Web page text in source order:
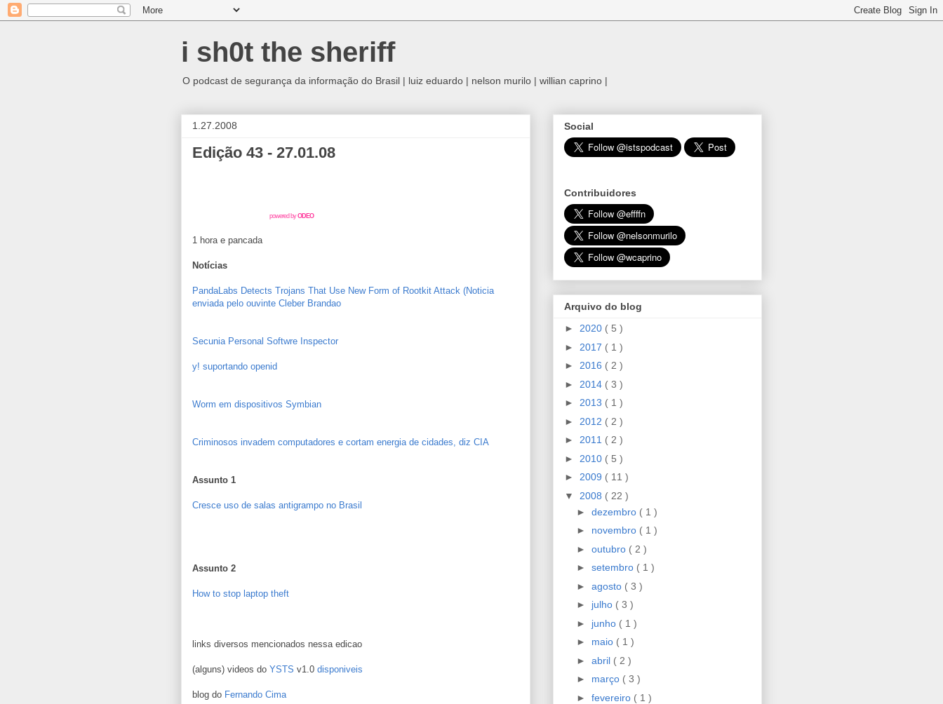
i sh0t the sheriff
O podcast de segurança da informação do Brasil | luiz eduardo | nelson murilo | willian caprino |
1.27.2008
Edição 43 - 27.01.08
powered byODEO
1 hora e pancada
Notícias
PandaLabs Detects Trojans That Use New Form of Rootkit Attack (Noticia
enviada pelo ouvinte Cleber Brandao
Secunia Personal Softwre Inspector
y! suportando openid
Worm em dispositivos Symbian
Criminosos invadem computadores e cortam energia de cidades, diz CIA
Assunto 1
Cresce uso de salas antigrampo no Brasil
Assunto 2
How to stop laptop theft
links diversos mencionados nessa edicao
(alguns) videos do YSTS v1.0 disponiveis
blog do Fernando Cima
Social
Contribuidores
Arquivo do blog
► 2020 ( 5 )
► 2017 ( 1 )
► 2016 ( 2 )
► 2014 ( 3 )
► 2013 ( 1 )
► 2012 ( 2 )
► 2011 ( 2 )
► 2010 ( 5 )
► 2009 ( 11 )
▼ 2008 ( 22 )
► dezembro ( 1 )
► novembro ( 1 )
► outubro ( 2 )
► setembro ( 1 )
► agosto ( 3 )
► julho ( 3 )
► junho ( 1 )
► maio ( 1 )
► abril ( 2 )
► março ( 3 )
► fevereiro ( 1 )